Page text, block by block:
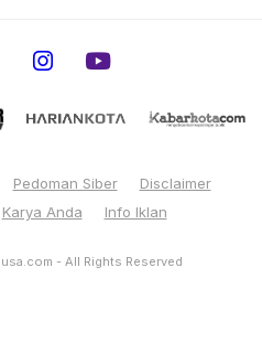
Pedoman Siber
Disclaimer
Karya Anda Info Iklan
- All Rights Reserved